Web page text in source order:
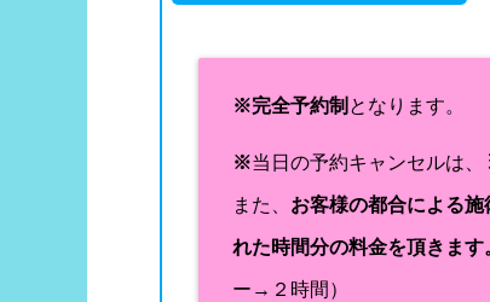
※完全予約制 となります。
※当日の予約キャンセルは、
また、 お客様の都合による
れた時間分の料金を頂きます
ー→２時間）